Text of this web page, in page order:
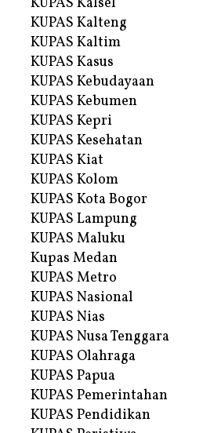
KUPAS Kalteng
KUPAS Kaltim
KUPAS Kasus
KUPAS Kebudayaan
KUPAS Kebumen
KUPAS Kepri
KUPAS Kesehatan
KUPAS Kiat
KUPAS Kolom
KUPAS Kota Bogor
KUPAS Lampung
KUPAS Maluku
Kupas Medan
KUPAS Metro
KUPAS Nasional
KUPAS Nias
KUPAS Nusa Tenggara
KUPAS Olahraga
KUPAS Papua
KUPAS Pemerintahan
KUPAS Pendidikan